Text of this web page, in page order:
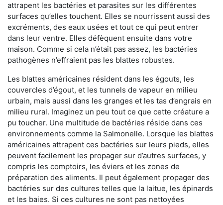
attrapent les bactéries et parasites sur les différentes
surfaces qu’elles touchent. Elles se nourrissent aussi des
excréments, des eaux usées et tout ce qui peut entrer
dans leur ventre. Elles défèquent ensuite dans votre
maison. Comme si cela n’était pas assez, les bactéries
pathogènes n’effraient pas les blattes robustes.
Les blattes américaines résident dans les égouts, les
couvercles d’égout, et les tunnels de vapeur en milieu
urbain, mais aussi dans les granges et les tas d’engrais en
milieu rural. Imaginez un peu tout ce que cette créature a
pu toucher. Une multitude de bactéries réside dans ces
environnements comme la Salmonelle. Lorsque les blattes
américaines attrapent ces bactéries sur leurs pieds, elles
peuvent facilement les propager sur d’autres surfaces, y
compris les comptoirs, les éviers et les zones de
préparation des aliments. Il peut également propager des
bactéries sur des cultures telles que la laitue, les épinards
et les baies. Si ces cultures ne sont pas nettoyées